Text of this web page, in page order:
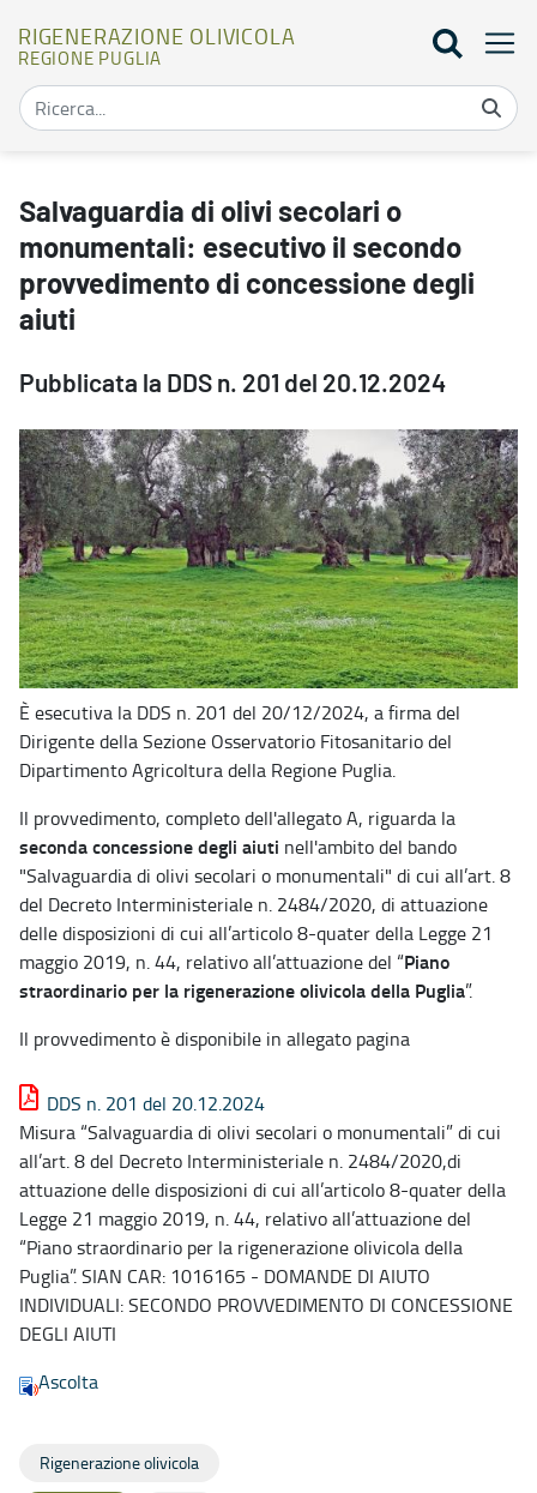
RIGENERAZIONE OLIVICOLA
REGIONE PUGLIA
Salvaguardia di olivi secolari o
monumentali: esecutivo il secondo
provvedimento di concessione degli
aiuti
Pubblicata la DDS n. 201 del 20.12.2024
È esecutiva la DDS n. 201 del 20/12/2024, a firma del
Dirigente della Sezione Osservatorio Fitosanitario del
Dipartimento Agricoltura della Regione Puglia.
Il provvedimento, completo dell'allegato A, riguarda la
seconda concessione degli aiuti nell'ambito del bando
"Salvaguardia di olivi secolari o monumentali" di cui all’art. 8
del Decreto Interministeriale n. 2484/2020, di attuazione
delle disposizioni di cui all’articolo 8-quater della Legge 21
maggio 2019, n. 44, relativo all’attuazione del “Piano
straordinario per la rigenerazione olivicola della Puglia”.
Il provvedimento è disponibile in allegato pagina
DDS n. 201 del 20.12.2024
Misura “Salvaguardia di olivi secolari o monumentali” di cui
all’art. 8 del Decreto Interministeriale n. 2484/2020,di
attuazione delle disposizioni di cui all’articolo 8-quater della
Legge 21 maggio 2019, n. 44, relativo all’attuazione del
“Piano straordinario per la rigenerazione olivicola della
Puglia”. SIAN CAR: 1016165 - DOMANDE DI AIUTO
INDIVIDUALI: SECONDO PROVVEDIMENTO DI CONCESSIONE
DEGLI AIUTI
Ascolta
Rigenerazione olivicola